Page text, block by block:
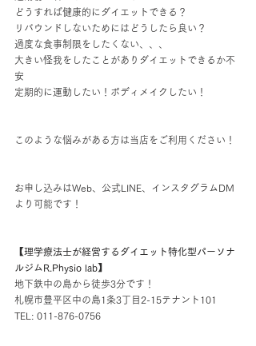
どうすれば健康的にダイエットできる？
リバウンドしないためにはどうしたら良い？
過度な食事制限をしたくない、、、
大きい怪我をしたことがありダイエットできるか不
安
定期的に運動したい！ボディメイクしたい！
このような悩みがある方は当店をご利用ください！
お申し込みはWeb、公式LINE、インスタグラムDM
より可能です！
【理学療法士が経営するダイエット特化型パーソナ
ルジムR.Physio lab】
地下鉄中の島から徒歩3分です！
札幌市豊平区中の島1条3丁目2-15テナント101
TEL: 011-876-0756